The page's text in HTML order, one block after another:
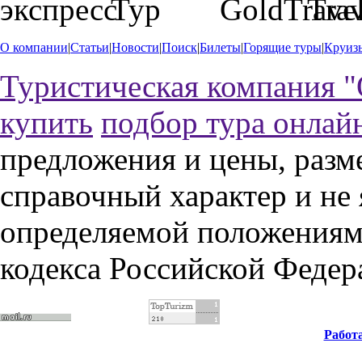
О компании|Статьи|Новости|Поиск|Билеты|Горящие туры|
Туристическая компания
купить подбор тура
предложения и цены,
справочный характер и
определяемой
кодекса Российской